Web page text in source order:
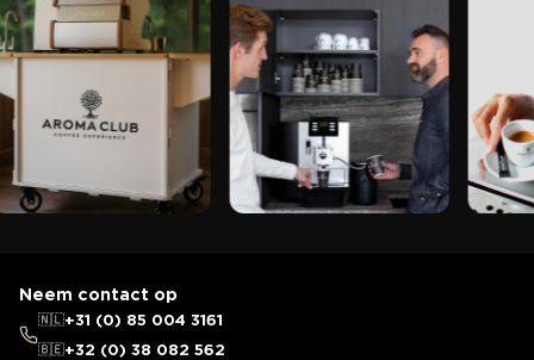
Neem contact op
🇳🇱+31 (0) 85 004 3161
🇧🇪+32 (0) 38 082 562